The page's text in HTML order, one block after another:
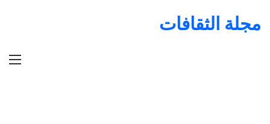
مجلة الثقافات